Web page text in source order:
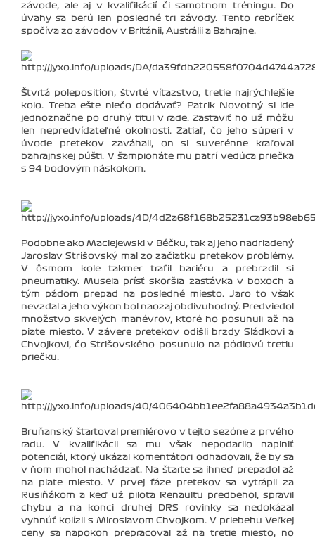
závode, ale aj v kvalifikácií či samotnom tréningu. Do
úvahy sa berú len posledné tri závody. Tento rebríček
spočíva zo závodov v Británii, Austrálii a Bahrajne.
Štvrtá poleposition, štvrté víťazstvo, tretie najrýchlejšie
kolo. Treba ešte niečo dodávať? Patrik Novotný si ide
jednoznačne po druhý titul v rade. Zastaviť ho už môžu
len nepredvídateľné okolnosti. Zatiaľ, čo jeho súperi v
úvode pretekov zaváhali, on si suverénne kraľoval
bahrajnskej púšti. V šampionáte mu patrí vedúca priečka
s 94 bodovým náskokom.
Podobne ako Maciejewski v Béčku, tak aj jeho nadriadený
Jaroslav Strišovský mal zo začiatku pretekov problémy.
V ôsmom kole takmer trafil bariéru a prebrzdil si
pneumatiky. Musela prísť skoršia zastávka v boxoch a
tým pádom prepad na posledné miesto. Jaro to však
nevzdal a jeho výkon bol naozaj obdivuhodný. Predviedol
množstvo skvelých manévrov, ktoré ho posunuli až na
piate miesto. V závere pretekov odišli brzdy Sládkovi a
Chvojkovi, čo Strišovského posunulo na pódiovú tretiu
priečku.
Bruňanský štartoval premiérovo v tejto sezóne z prvého
radu. V kvalifikácii sa mu však nepodarilo naplniť
potenciál, ktorý ukázal komentátori odhadovali, že by sa
v ňom mohol nachádzať. Na štarte sa ihneď prepadol až
na piate miesto. V prvej fáze pretekov sa vytrápil za
Rusiňákom a keď už pilota Renaultu predbehol, spravil
chybu a na konci druhej DRS rovinky sa nedokázal
vyhnúť kolízii s Miroslavom Chvojkom. V priebehu Veľkej
ceny sa napokon prepracoval až na tretie miesto, no